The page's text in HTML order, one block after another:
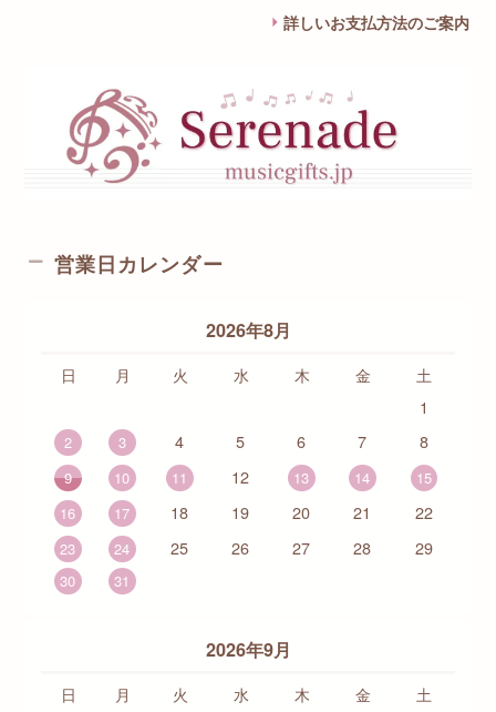
詳しいお支払方法のご案内
営業日カレンダー
2026年8月
日 月 火 水 木 金
土
1
2 3 4 5 6 7 8
9 10 11 12 13 14
15
16
17 18 19 20 21 22
23 24 25 26 27 28 29
30 31
2026年9月
日 月 火 水 木 金
土